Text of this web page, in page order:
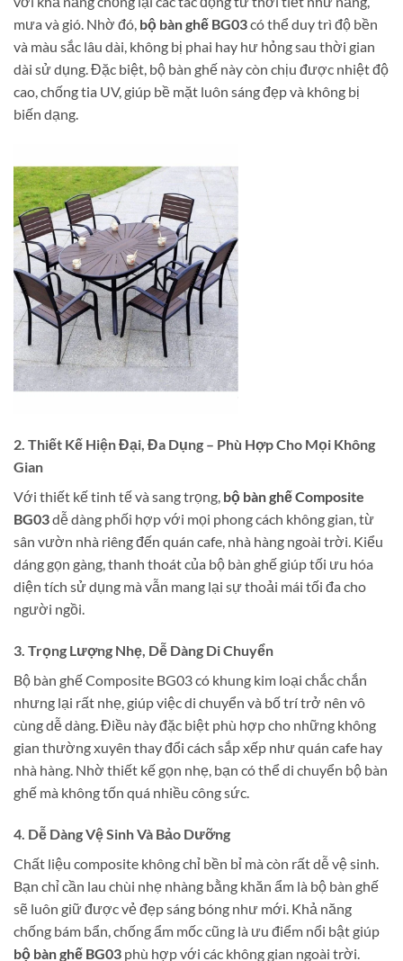
mưa và gió. Nhờ đó, bộ bàn ghế BG03có thể duy trì độ bền
và màu sắc lâu dài, không bị phai hay hư hỏng sau thời gian
dài sử dụng. Đặc biệt, bộ bàn ghế này còn chịu được nhiệt độ
cao, chống tia UV, giúp bề mặt luôn sáng đẹp và không bị
biến dạng.
2. Thiết Kế Hiện Đại, Đa Dụng – Phù Hợp Cho Mọi Không
Gian
Với thiết kế tinh tế và sang trọng, bộ bàn ghế Composite
BG03dễ dàng phối hợp với mọi phong cách không gian, từ
sân vườn nhà riêng đến quán cafe, nhà hàng ngoài trời. Kiểu
dáng gọn gàng, thanh thoát của bộ bàn ghế giúp tối ưu hóa
diện tích sử dụng mà vẫn mang lại sự thoải mái tối đa cho
người ngồi.
3. Trọng Lượng Nhẹ, Dễ Dàng Di Chuyển
Bộ bàn ghế Composite BG03 có khung kim loại chắc chắn
nhưng lại rất nhẹ, giúp việc di chuyển và bố trí trở nên vô
cùng dễ dàng. Điều này đặc biệt phù hợp cho những không
gian thường xuyên thay đổi cách sắp xếp như quán cafe hay
nhà hàng. Nhờ thiết kế gọn nhẹ, bạn có thể di chuyển bộ bàn
ghế mà không tốn quá nhiều công sức.
4. Dễ Dàng Vệ Sinh Và Bảo Dưỡng
Chất liệu composite không chỉ bền bỉ mà còn rất dễ vệ sinh.
Bạn chỉ cần lau chùi nhẹ nhàng bằng khăn ẩm là bộ bàn ghế
sẽ luôn giữ được vẻ đẹp sáng bóng như mới. Khả năng
chống bám bẩn, chống ẩm mốc cũng là ưu điểm nổi bật giúp
bộ bàn ghế BG03 phù hợp với các không gian ngoài trời.